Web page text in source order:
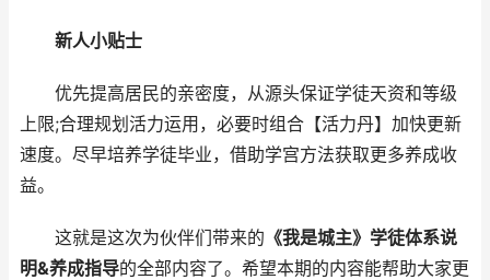
新人小贴士
优先提高居民的亲密度，从源头保证学徒天资和等级
上限;合理规划活力运用，必要时组合【活力丹】加快更新
速度。尽早培养学徒毕业，借助学宫方法获取更多养成收
益。
这就是这次为伙伴们带来的 《我是城主》学徒体系说
明&养成指导的全部内容了。希望本期的内容能帮助大家更